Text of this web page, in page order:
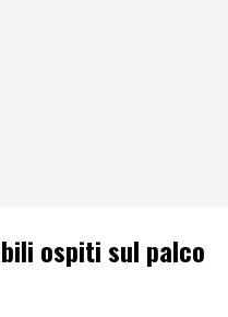
ospiti sul palco